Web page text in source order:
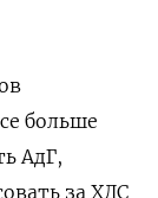
больше
АдГ,
за ХДС